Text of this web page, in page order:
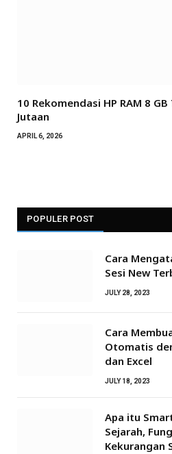
10 Rekomendasi HP RAM 8
Jutaan
APRIL 6, 2026
POPULER POST
Cara
Sesi New
JULY 28, 2023
Cara
Otomatis
dan Excel
JULY 18, 2023
Apa itu
Sejarah,
Kekurangan